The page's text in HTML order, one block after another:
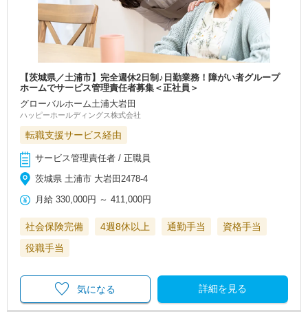
【茨城県／土浦市】完全週休2日制♪日勤業務！障がい者グループ
ホームでサービス管理責任者募集＜正社員＞
グローバルホーム土浦大岩田
ハッピーホールディングス株式会社
転職支援サービス経由
サービス管理責任者 / 正職員
茨城県 土浦市 大岩田2478-4
月給 330,000円 ～411,000円
社会保険完備 4週8休以上 通勤手当
資格手当
役職手当
詳細を見る
気になる